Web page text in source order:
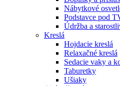
Nábytkové
Podstavce pod
Údržba a
Kreslá
Hojdacie kreslá
Relaxačné kreslá
Sedacie vaky a
Taburetky
Ušiaky